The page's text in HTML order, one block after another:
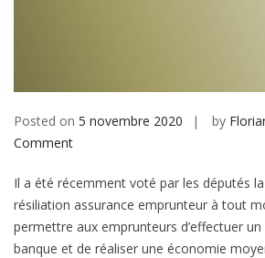
Posted on 5 novembre 2020 by
Comment
R
é
s
Il a été récemment voté par les députés
résiliation assurance emprunteur à tout
permettre aux emprunteurs d’effectuer
banque et de réaliser une économie